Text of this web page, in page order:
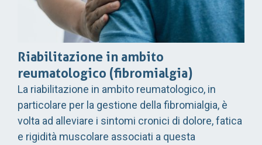
Riabilitazione in ambito
reumatologico (fibromialgia)
La riabilitazione in ambito reumatologico, in
particolare per la gestione della fibromialgia, è
volta ad alleviare i sintomi cronici di dolore, fatica
e rigidità muscolare associati a questa